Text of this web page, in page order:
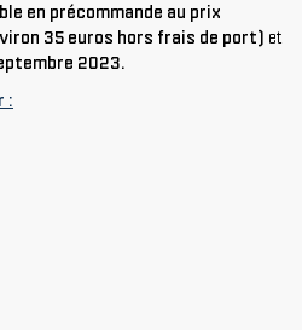
en précommande au prix
35 euros hors frais de port) et
2023.
: